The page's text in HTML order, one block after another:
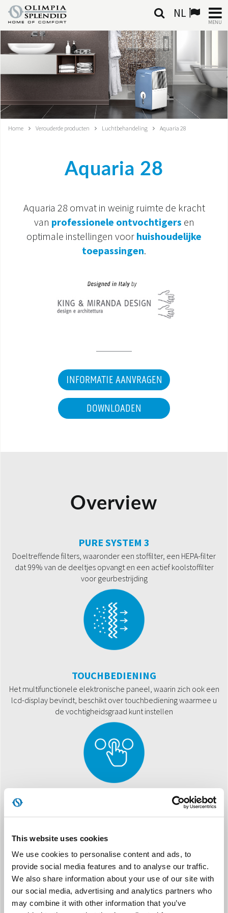
This website uses cookies
We use cookies to personalise content and ads, to
provide social media features and to analyse our traffic.
We also share information about your use of our site with
our social media, advertising and analytics partners who
may combine it with other information that you’ve
NL
MENU
NEDERLANDSE
VERWARMING
GEÏNTEGREERDE SYSTEMEN
WERELD OS
DOCUMENTATIE PRODUCTEN
Home Verouderde producten Luchtbehandeling Aquaria 28
Aquaria 28
Aquaria 28 omvat in weinig ruimte de kracht
van professionele ontvochtigers en
optimale instellingen voor huishoudelijke
toepassingen.
INFORMATIE AANVRAGEN
DOWNLOADEN
Overview
PURE SYSTEM 3
Doeltreffende filters, waaronder een stoffilter, een HEPA-filter
dat 99% van de deeltjes opvangt en een actief koolstoffilter
voor geurbestrijding
TOUCHBEDIENING
Het multifunctionele elektronische paneel, waarin zich ook een
lcd-display bevindt, beschikt over touchbediening waarmee u
de vochtigheidsgraad kunt instellen
bedieningspaneel, maakt ononderbroken ontvochtiging
mogelijk